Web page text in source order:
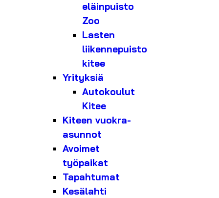
eläinpuisto
Zoo
Lasten
liikennepuisto
kitee
Yrityksiä
Autokoulut
Kitee
Kiteen vuokra-
asunnot
Avoimet
työpaikat
Tapahtumat
Kesälahti